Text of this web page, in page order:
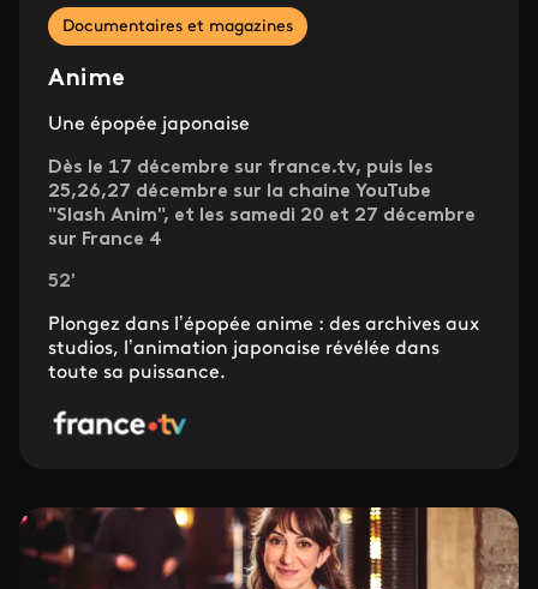
Documentaires et magazines
Anime
Une épopée japonaise
Dès le 17 décembre sur france.tv, puis les
25,26,27 décembre sur la chaine YouTube
"Slash Anim", et les samedi 20 et 27 décembre
sur France 4
52'
Plongez dans l’épopée anime : des archives aux
studios, l’animation japonaise révélée dans
toute sa puissance.